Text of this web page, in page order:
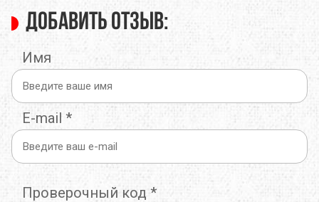
Добавить отзыв:
Имя
E-mail *
Проверочный код *